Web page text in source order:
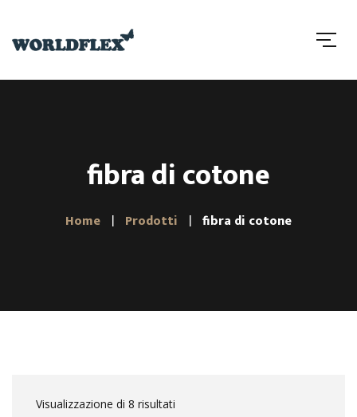
fibra di cotone
Home Prodotti fibra di cotone
Visualizzazione di 8 risultati